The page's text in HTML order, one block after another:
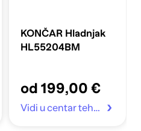
KONČAR Hladnjak
HL55204BM
od 199,00 €
Vidi u centar tehnike